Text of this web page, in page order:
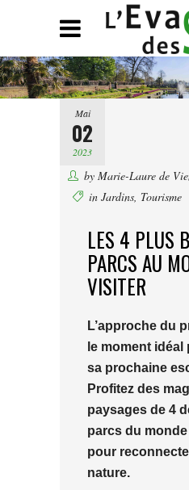
Mai
02
2023
by Marie-Laure de
in Jardins Tourisme
LES 4 PLUS
PARCS AU
VISITER
L’approche du
le moment
sa prochaine
Profitez des
paysages de 4
parcs du
pour
nature.